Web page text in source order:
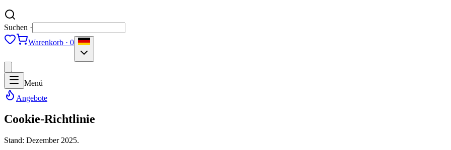
Suchen ·
Warenkorb · 0
Menü
Angebote
Cookie-Richtlinie
Stand: Dezember 2025.